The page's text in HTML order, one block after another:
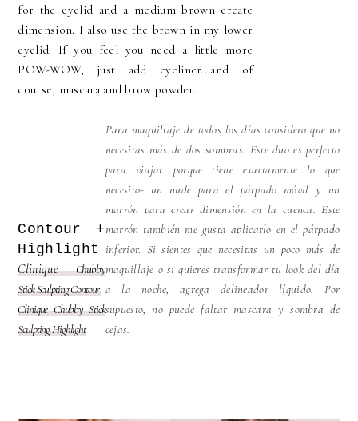
for the eyelid and a medium brown create
dimension. I also use the brown in my lower
eyelid. If you feel you need a little more
POW-WOW, just add eyeliner...and of
course, mascara and brow powder.
Para maquillaje de todos los días considero que no
necesitas más de dos sombras. Este duo es perfecto
para viajar porque tiene exactamente lo que
necesito- un nude para el párpado móvil y un
marrón para crear dimensión en la cuenca. Este
marrón también me gusta aplicarlo en el párpado
inferior. Si sientes que necesitas un poco más de
maquillaje o si quieres transformar tu look del día
a la noche, agrega delineador líquido. Por
supuesto, no puede faltar mascara y sombra de
cejas.
Contour +
Highlight
CliniqueChubby
Stick Sculpting Contour
Clinique Chubby Stick
Sculpting Highlight